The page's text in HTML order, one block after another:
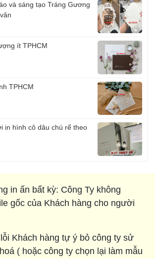
và sáng tạo Tráng Gương
ít TPHCM
TPHCM
in hình cô dâu chú rể theo
in ấn bất kỳ: Công Ty không
gốc của Khách hàng cho người
Khách hàng tự ý bỏ công ty sử
( hoặc công ty chọn lại làm mẫu